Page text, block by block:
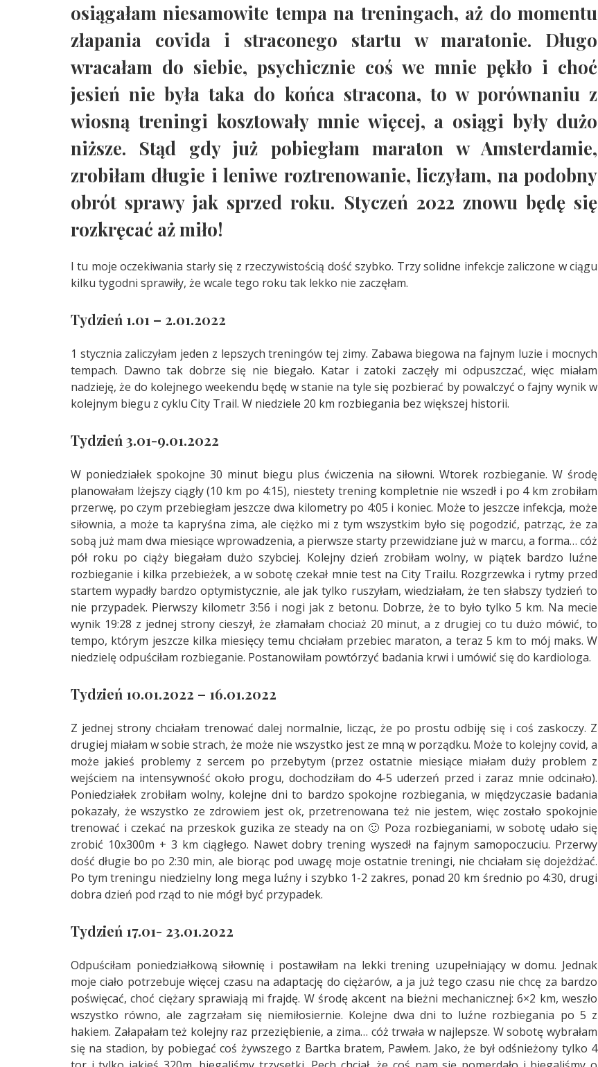
osiągałam niesamowite tempa na treningach, aż do momentu
złapania covida i straconego startu w maratonie. Długo
wracałam do siebie, psychicznie coś we mnie pękło i choć
jesień nie była taka do końca stracona, to w porównaniu z
wiosną treningi kosztowały mnie więcej, a osiągi były dużo
niższe. Stąd gdy już pobiegłam maraton w Amsterdamie,
zrobiłam długie i leniwe roztrenowanie, liczyłam, na podobny
obrót sprawy jak sprzed roku. Styczeń 2022 znowu będę się
rozkręcać aż miło!
I tu moje oczekiwania starły się z rzeczywistością dość szybko. Trzy solidne infekcje zaliczone w ciągu
kilku tygodni sprawiły, że wcale tego roku tak lekko nie zaczęłam.
Tydzień 1.01 – 2.01.2022
1 stycznia zaliczyłam jeden z lepszych treningów tej zimy. Zabawa biegowa na fajnym luzie i mocnych
tempach. Dawno tak dobrze się nie biegało. Katar i zatoki zaczęły mi odpuszczać, więc miałam
nadzieję, że do kolejnego weekendu będę w stanie na tyle się pozbierać by powalczyć o fajny wynik w
kolejnym biegu z cyklu City Trail. W niedziele 20 km rozbiegania bez większej historii.
Tydzień 3.01-9.01.2022
W poniedziałek spokojne 30 minut biegu plus ćwiczenia na siłowni. Wtorek rozbieganie. W środę
planowałam lżejszy ciągły (10 km po 4:15), niestety trening kompletnie nie wszedł i po 4 km zrobiłam
przerwę, po czym przebiegłam jeszcze dwa kilometry po 4:05 i koniec. Może to jeszcze infekcja, może
siłownia, a może ta kapryśna zima, ale ciężko mi z tym wszystkim było się pogodzić, patrząc, że za
sobą już mam dwa miesiące wprowadzenia, a pierwsze starty przewidziane już w marcu, a forma… cóż
pół roku po ciąży biegałam dużo szybciej. Kolejny dzień zrobiłam wolny, w piątek bardzo luźne
rozbieganie i kilka przebieżek, a w sobotę czekał mnie test na City Trailu. Rozgrzewka i rytmy przed
startem wypadły bardzo optymistycznie, ale jak tylko ruszyłam, wiedziałam, że ten słabszy tydzień to
nie przypadek. Pierwszy kilometr 3:56 i nogi jak z betonu. Dobrze, że to było tylko 5 km. Na mecie
wynik 19:28 z jednej strony cieszył, że złamałam chociaż 20 minut, a z drugiej co tu dużo mówić, to
tempo, którym jeszcze kilka miesięcy temu chciałam przebiec maraton, a teraz 5 km to mój maks. W
niedzielę odpuściłam rozbieganie. Postanowiłam powtórzyć badania krwi i umówić się do kardiologa.
Tydzień 10.01.2022 – 16.01.2022
Z jednej strony chciałam trenować dalej normalnie, licząc, że po prostu odbiję się i coś zaskoczy. Z
drugiej miałam w sobie strach, że może nie wszystko jest ze mną w porządku. Może to kolejny covid, a
może jakieś problemy z sercem po przebytym (przez ostatnie miesiące miałam duży problem z
wejściem na intensywność około progu, dochodziłam do 4-5 uderzeń przed i zaraz mnie odcinało).
Poniedziałek zrobiłam wolny, kolejne dni to bardzo spokojne rozbiegania, w międzyczasie badania
pokazały, że wszystko ze zdrowiem jest ok, przetrenowana też nie jestem, więc zostało spokojnie
trenować i czekać na przeskok guzika ze steady na on 🙂 Poza rozbieganiami, w sobotę udało się
zrobić 10x300m + 3 km ciągłego. Nawet dobry trening wyszedł na fajnym samopoczuciu. Przerwy
dość długie bo po 2:30 min, ale biorąc pod uwagę moje ostatnie treningi, nie chciałam się dojeżdżać.
Po tym treningu niedzielny long mega luźny i szybko 1-2 zakres, ponad 20 km średnio po 4:30, drugi
dobra dzień pod rząd to nie mógł być przypadek.
Tydzień 17.01- 23.01.2022
Odpuściłam poniedziałkową siłownię i postawiłam na lekki trening uzupełniający w domu. Jednak
moje ciało potrzebuje więcej czasu na adaptację do ciężarów, a ja już tego czasu nie chcę za bardzo
poświęcać, choć ciężary sprawiają mi frajdę. W środę akcent na bieżni mechanicznej: 6×2 km, weszło
wszystko równo, ale zagrzałam się niemiłosiernie. Kolejne dwa dni to luźne rozbiegania po 5 z
hakiem. Załapałam też kolejny raz przeziębienie, a zima… cóż trwała w najlepsze. W sobotę wybrałam
się na stadion, by pobiegać coś żywszego z Bartka bratem, Pawłem. Jako, że był odśnieżony tylko 4